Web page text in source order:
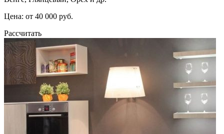
Цена: от 40 000 руб.
Рассчитать